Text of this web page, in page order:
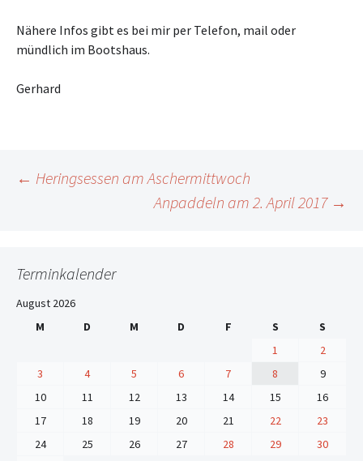
Nähere Infos gibt es bei mir per Telefon, mail oder
mündlich im Bootshaus.
Gerhard
Beitrags-
← Heringsessen am Aschermittwoch
Anpaddeln am 2. April 2017 →
Terminkalender
August 2026
M
D M D F S
S
1
2
3
4 5 6 7 8
9
10
11 12 13 14 15
16
17
18 19 20 21 22
23
24
25 26 27 28 29
30